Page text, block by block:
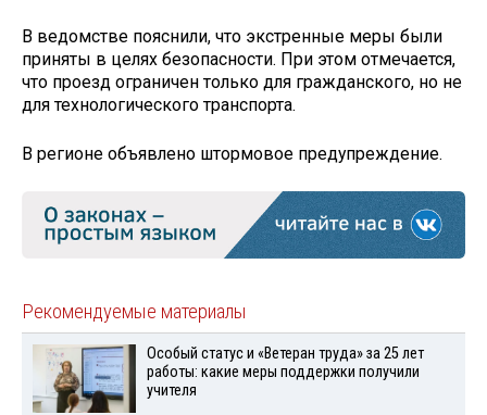
В ведомстве пояснили, что экстренные меры были
приняты в целях безопасности. При этом отмечается,
что проезд ограничен только для гражданского, но не
для технологического транспорта.
В регионе объявлено штормовое предупреждение.
Рекомендуемые материалы
Особый статус и «Ветеран труда» за 25 лет
работы: какие меры поддержки получили
учителя